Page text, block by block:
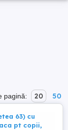
pagină: 20 50
63) cu
pt copii,